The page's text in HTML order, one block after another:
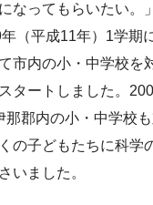
なってもらいたい。
（平成11年）1学期
市内の小・中学校を
タートしました。
那郡内の小・中学校
の子どもたちに科学
いました。